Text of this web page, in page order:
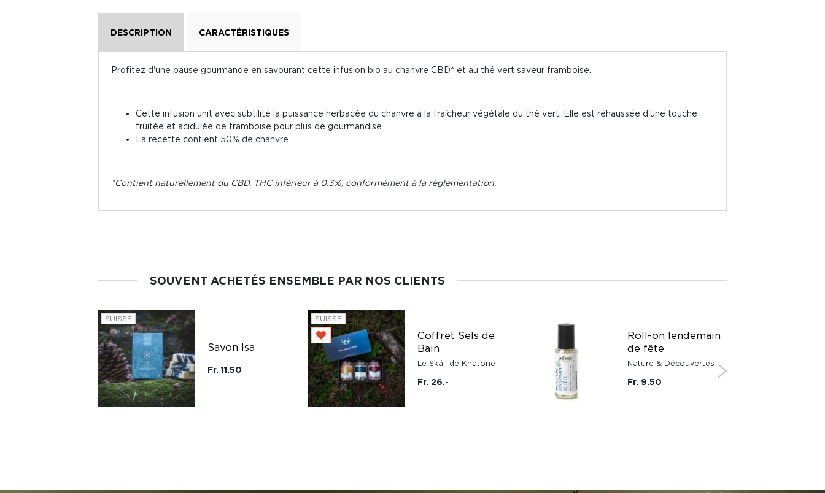
DESCRIPTION CARACTÉRISTIQUES
Profitez d'une pause gourmande en savourant cette infusion bio au chanvre CBD* et au thé vert saveur framboise.
Cette infusion unit avec subtilité la puissance herbacée du chanvre à la fraîcheur végétale du thé vert. Elle est réhaussée d'une touche
fruitée et acidulée de framboise pour plus de gourmandise.
La recette contient 50% de chanvre.
*Contient naturellement du CBD. THC inférieur à 0.3%, conformément à la règlementation.
SOUVENT ACHETÉS ENSEMBLE PAR NOS CLIENTS
SUISSE
Savon Isa
Fr. 11.50
SUISSE
Coffret Sels de
Bain
Le Skáli de Khatone
Fr. 26.-
Roll-on lendemain
de fête
Nature & Découvertes
Fr. 9.50